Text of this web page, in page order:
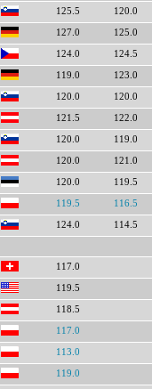
125.5 120.0
127.0 125.0
124.0 124.5
119.0 123.0
120.0 120.0
121.5 122.0
120.0 119.0
120.0 121.0
120.0 119.5
119.5 116.5
124.0 114.5
117.0
119.5
118.5
117.0
113.0
119.0